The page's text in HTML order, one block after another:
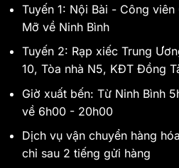
Tuyến 1: Nội Bài - Công
Mỡ về Ninh Bình
Tuyến 2: Rạp xiếc Trung
10, Tòa nhà N5, KĐT Đồng
Giờ xuất bến: Từ Ninh Bình
về 6h00 - 20h00
Dịch vụ vận chuyển hàng
chỉ sau 2 tiếng gửi hàng